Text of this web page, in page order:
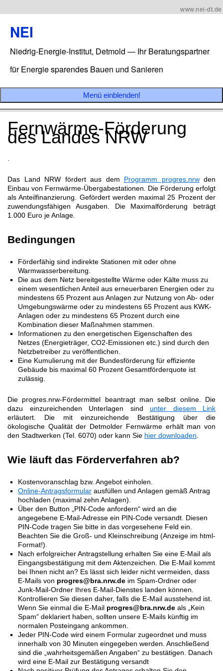
www.nei-dt.de
NEI
Niedrig-Energie-Institut, Detmold — Ihr Beratungspartner
für Energie sparendes Bauen und Sanieren
Menü einblenden!
Fernwärme-Förderung
des Landes NRW
Das Land NRW fördert aus dem Programm progres.nrwden
Einbau von Fernwärme-Übergabestationen. Die Förderung erfolgt
als Anteilfinanzierung. Gefördert werden maximal 25 Prozent der
zuwendungsfähigen Ausgaben. Die Maximalförderung beträgt
1.000 Euro je Anlage.
Bedingungen
Förderfähig sind indirekte Stationen mit oder ohne
Warmwasserbereitung.
Die aus dem Netz bereitgestellte Wärme oder Kälte muss zu
einem wesentlichen Anteil aus erneuerbaren Energien oder zu
mindestens 65 Prozent aus Anlagen zur Nutzung von Ab- oder
Umgebungswärme oder zu mindestens 65 Prozent aus KWK-
Anlagen oder zu mindestens 65 Prozent durch eine
Kombination dieser Maßnahmen stammen.
Informationen zu den energetischen Eigenschaften des
Netzes (Energieträger, CO2-Emissionen etc.) sind durch den
Netzbetreiber zu veröffentlichen.
Eine Kumulierung mit der Bundesförderung für effiziente
Gebäude bis maximal 60 Prozent Gesamtförderquote ist
zulässig.
Die progres.nrw-Fördermittel beantragt man selbst online. Die
dazu einzureichenden Unterlagen sind unter diesem Link
erläutert. Die mit einzureichende Bestätigung über die
ökologische Qualität der Detmolder Fernwärme erhält man von
den Stadtwerken (Tel. 6070) oder kann Sie hier downloaden
Wie läuft das Förderverfahren ab?
Kostenvoranschlag bzw. Angebot einholen.
Online-Antragsformular ausfüllen und Anlagen gemäß Antrag
hochladen (maximal zehn Anlagen).
Über den Button „PIN-Code anfordern“ wird an die
angegebene E-Mail-Adresse ein PIN-Code versandt. Diesen
PIN-Code tragen Sie bitte in das vorgesehene Feld ein.
Beachten Sie die Groß- und Kleinschreibung (Anzeige im html-
Format!).
Nach erfolgreicher Antragstellung erhalten Sie eine E-Mail als
Eingangsbestätigung mit dem Aktenzeichen. Die E-Mail kommt
bei Ihnen nicht an? Es lässt sich leider nicht vermeiden, dass
E-Mails von progres@bra.nrw.de im Spam-Ordner oder
Junk-Mail-Ordner Ihres E-Mail-Dienstes landen können.
Kontrollieren Sie diesen daher, falls die E-Mail ausstehend ist.
Wenn Sie einmal die E-Mail progres@bra.nrw.de als „Kein
Spam“ deklariert haben, sollten unsere E-Mails künftig im
normalen Posteingang ankommen.
Jeder PIN-Code wird einem Formular zugeordnet und muss
innerhalb von 30 Minuten eingegeben werden. Anschließend
sind die „wahrheitsgemäßen Angaben“ zu bestätigen. Danach
wird eine E-Mail zur Bestätigung versandt